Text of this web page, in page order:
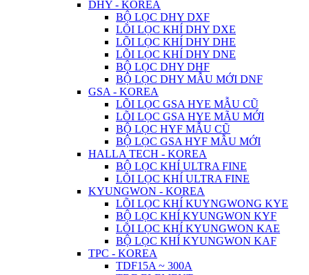
DHY - KOREA
BỘ LỌC DHY DXF
LÕI LỌC KHÍ DHY DXE
LÕI LỌC KHÍ DHY DHE
LÕI LỌC KHÍ DHY DNE
BỘ LỌC DHY DHF
BỘ LỌC DHY MẪU MỚI DNF
GSA - KOREA
LÕI LỌC GSA HYE MẪU CŨ
LÕI LỌC GSA HYE MÃU MỚI
BỘ LỌC HYF MẪU CŨ
BỘ LỌC GSA HYF MẪU MỚI
HALLA TECH - KOREA
BỘ LỌC KHÍ ULTRA FINE
LÕI LỌC KHÍ ULTRA FINE
KYUNGWON - KOREA
LÕI LỌC KHÍ KUYNGWONG KYE
BỘ LỌC KHÍ KYUNGWON KYF
LÕI LỌC KHÍ KYUNGWON KAE
BỘ LỌC KHÍ KYUNGWON KAF
TPC - KOREA
TDF15A ~ 300A